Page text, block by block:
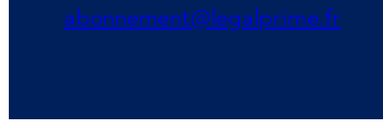
abonnement@legalprime.fr